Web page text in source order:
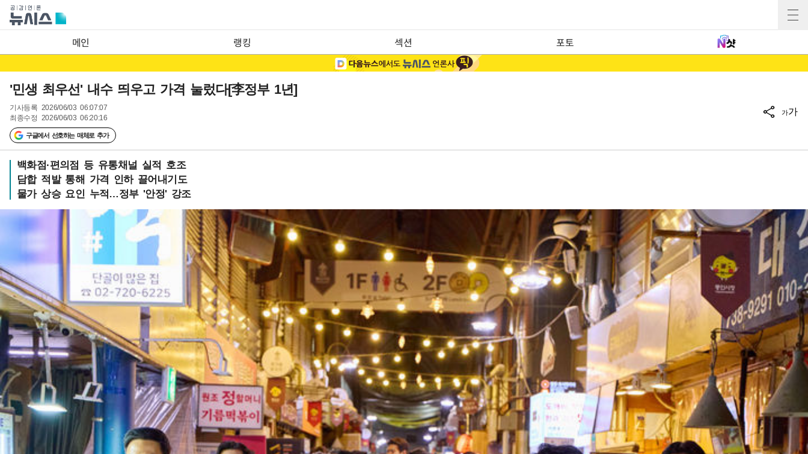
메인 랭킹 섹션 포토
'민생 최우선' 내수 띄우고 가격 눌렀다[李정부 1년]
기사등록 2026/06/03 06:07:07
최종수정 2026/06/03 06:20:16
구글에서 선호하는 매체로 추가
가가
백화점·편의점 등 유통채널 실적 호조
담합 적발 통해 가격 인하 끌어내기도
물가 상승 요인 누적…정부 '안정' 강조